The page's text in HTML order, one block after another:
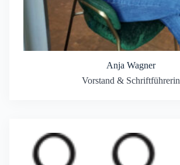
Anja Wagner
Vorstand & Schriftführerin